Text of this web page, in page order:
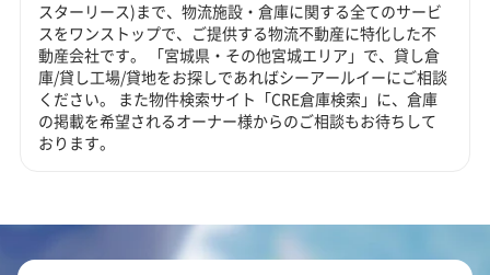
スターリース)まで、物流施設・倉庫に関する全てのサービ
スをワンストップで、ご提供する物流不動産に特化した不
動産会社です。 「宮城県・その他宮城エリア」で、貸し倉
庫/貸し工場/貸地をお探しであればシーアールイーにご相談
ください。 また物件検索サイト「CRE倉庫検索」に、倉庫
の掲載を希望されるオーナー様からのご相談もお待ちして
おります。